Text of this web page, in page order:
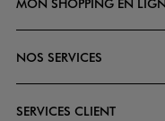
NOS SERVICES
SERVICES CLIENT